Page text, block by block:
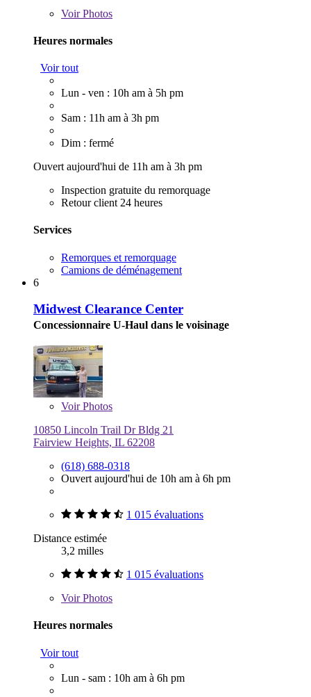
VoirPhotos
Heures normales
Voir tout
Lun - ven : 10h am à 5h pm
Sam : 11h am à 3h pm
Dim : fermé
Ouvert aujourd'hui de 11h am à 3h pm
Inspection gratuite du remorquage
Retour client 24 heures
Services
Remorques et remorquage
Camions de déménagement
6
Midwest Clearance Center
Concessionnaire U-Haul dans le voisinage
VoirPhotos
10850 Lincoln Trail Dr Bldg 21
Fairview Heights, IL 62208
(618) 688-0318
Ouvert aujourd'hui de 10h am à 6h pm
1 015 évaluations
Distance estimée
3,2 milles
1 015 évaluations
VoirPhotos
Heures normales
Voir tout
Lun - sam : 10h am à 6h pm